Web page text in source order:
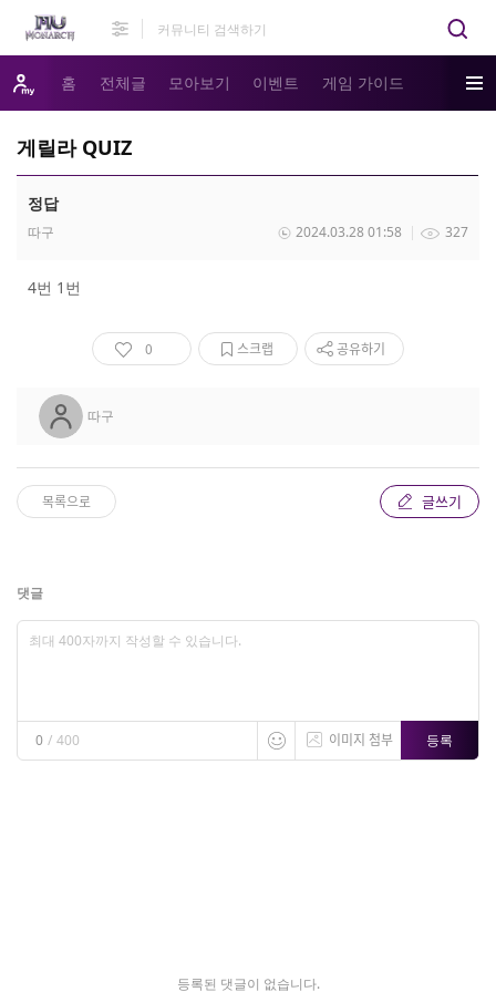
홈 전체글 모아보기 이벤트 게임 가이드
게릴라 QUIZ
정답
따구 327
2024.03.28 01:58
4번 1번
0 스크랩 공유하기
따구
목록으로 글쓰기
댓글
0 / 400 이미지 첨부 등록
등록된 댓글이 없습니다.